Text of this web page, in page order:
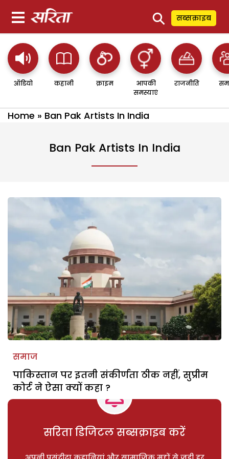
⚲ सब्सक्राइब
ऑडियो कहानी क्राइम
आपकी
समस्याएं
राजनीति
Home » Ban Pak Artists In India
Ban Pak Artists In India
समाज
पाकिस्तान पर इतनी संकीर्णता ठीक नहीं, सुप्रीम
कोर्ट ने ऐसा क्यों कहा ?
सरिता डिजिटल सब्सक्राइब करें